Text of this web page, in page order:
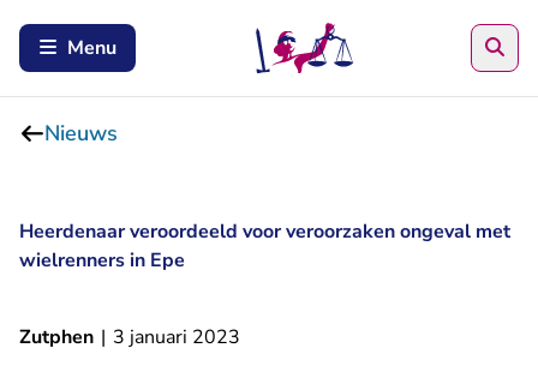
Menu
Nieuws
Heerdenaar veroordeeld voor veroorzaken ongeval met
wielrenners in Epe
Zutphen | 3 januari 2023